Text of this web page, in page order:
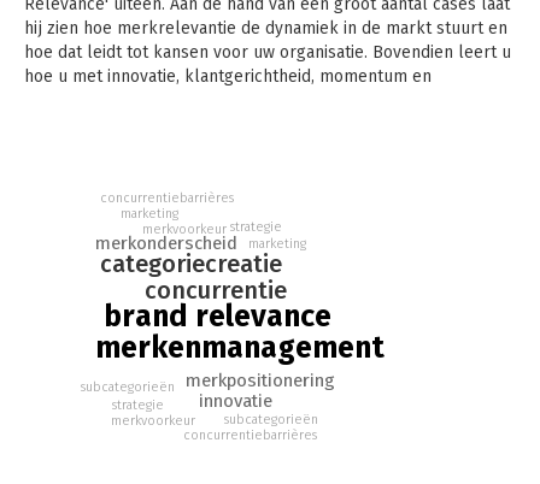
Relevance' uiteen. Aan de hand van een groot aantal cases laat
hij zien hoe merkrelevantie de dynamiek in de markt stuurt en
hoe dat leidt tot kansen voor uw organisatie. Bovendien leert u
hoe u met innovatie, klantgerichtheid, momentum en
brand relevance
merkenmanagement
concurrentie
categoriecreatie
merkpositionering
innovatie
merkonderscheid
merkvoorkeur strategie
subcategorieën
marketing
concurrentiebarrières
merkvoorkeur
strategie
subcategorieën
marketing
concurrentiebarrières